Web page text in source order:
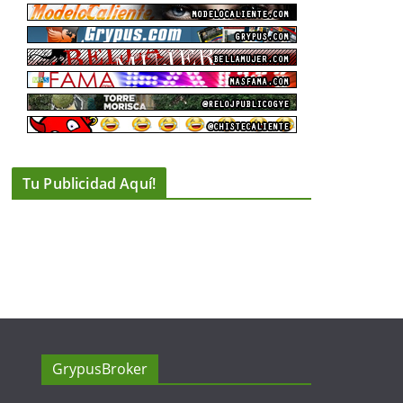
Tu Publicidad Aquí!
GrypusBroker